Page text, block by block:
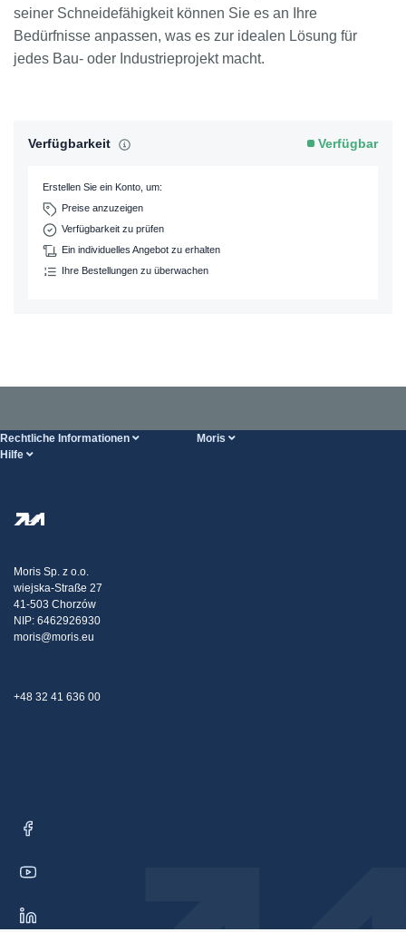
seiner Schneidefähigkeit können Sie es an Ihre
Bedürfnisse anpassen, was es zur idealen Lösung für
jedes Bau- oder Industrieprojekt macht.
Verfügbarkeit Verfügbar
Erstellen Sie ein Konto, um:
Preise anzuzeigen
Verfügbarkeit zu prüfen
Ein individuelles Angebot zu erhalten
Ihre Bestellungen zu überwachen
Rechtliche Informationen Moris
Hilfe
Transport
Beschwerden
Moris Sp. z o.o.
wiejska-Straße 27
41-503 Chorzów
NIP: 6462926930
moris@moris.eu
+48 32 41 636 00